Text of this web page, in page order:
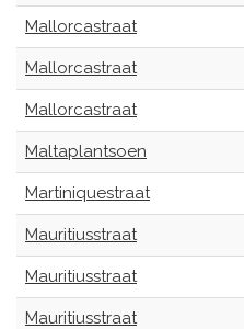
Mallorcastraat
Mallorcastraat
Mallorcastraat
Maltaplantsoen
Martiniquestraat
Mauritiusstraat
Mauritiusstraat
Mauritiusstraat